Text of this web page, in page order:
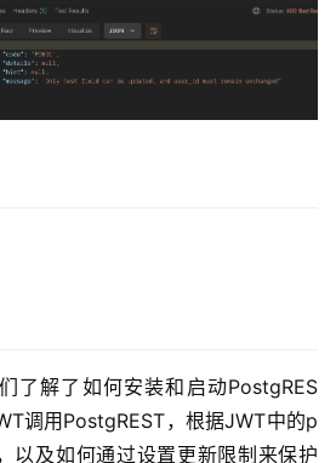
了解了如何安装和启动PostgRES
调用PostgREST，根据JWT中的p
以及如何通过设置更新限制来保护